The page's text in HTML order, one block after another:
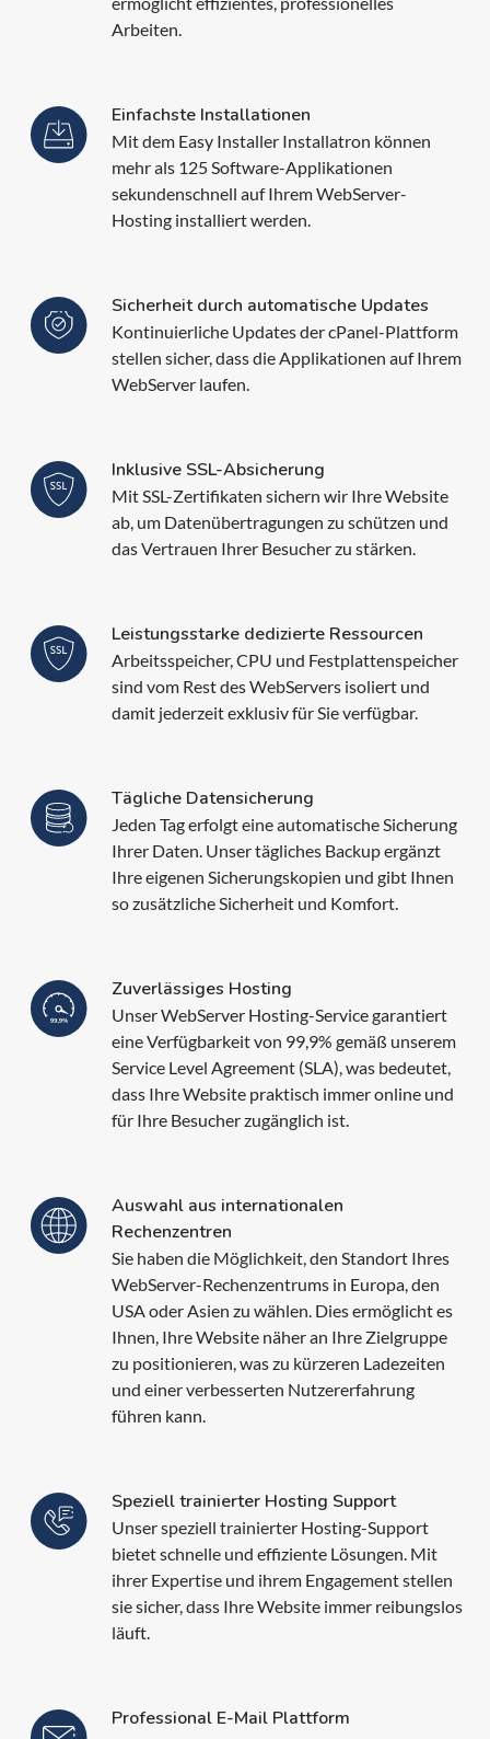
Arbeiten.
Einfachste Installationen
Mit dem Easy Installer Installatron können
mehr als 125 Software-Applikationen
sekundenschnell auf Ihrem WebServer-
Hosting installiert werden.
Sicherheit durch automatische Updates
Kontinuierliche Updates der cPanel-Plattform
stellen sicher, dass die Applikationen auf Ihrem
WebServer laufen.
Inklusive SSL-Absicherung
Mit SSL-Zertifikaten sichern wir Ihre Website
ab, um Datenübertragungen zu schützen und
das Vertrauen Ihrer Besucher zu stärken.
Leistungsstarke dedizierte Ressourcen
Arbeitsspeicher, CPU und Festplattenspeicher
sind vom Rest des WebServers isoliert und
damit jederzeit exklusiv für Sie verfügbar.
Tägliche Datensicherung
Jeden Tag erfolgt eine automatische Sicherung
Ihrer Daten. Unser tägliches Backup ergänzt
Ihre eigenen Sicherungskopien und gibt Ihnen
so zusätzliche Sicherheit und Komfort.
Zuverlässiges Hosting
Unser WebServer Hosting-Service garantiert
eine Verfügbarkeit von 99,9% gemäß unserem
Service Level Agreement (SLA), was bedeutet,
dass Ihre Website praktisch immer online und
für Ihre Besucher zugänglich ist.
Auswahl aus internationalen
Rechenzentren
Sie haben die Möglichkeit, den Standort Ihres
WebServer-Rechenzentrums in Europa, den
USA oder Asien zu wählen. Dies ermöglicht es
Ihnen, Ihre Website näher an Ihre Zielgruppe
zu positionieren, was zu kürzeren Ladezeiten
und einer verbesserten Nutzererfahrung
führen kann.
Speziell trainierter Hosting Support
Unser speziell trainierter Hosting-Support
bietet schnelle und effiziente Lösungen. Mit
ihrer Expertise und ihrem Engagement stellen
sie sicher, dass Ihre Website immer reibungslos
läuft.
Professional E-Mail Plattform